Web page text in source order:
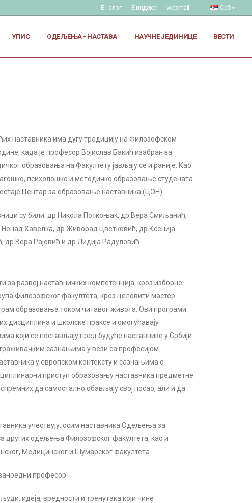
Е-налог Е-индекс webmail Срб
УПИС ОДЕЉЕЊА - НАСТАВА НАУЧНЕ ЈЕДИНИЦЕ ВЕСТИ
наставника има дугу традицију на Филозофском
када је професор Војислав Бакић изабран за
образовања на Факултету јављају се и раније. Као
психолошко и методичко образовање студената
Центар за образовање наставника (ЦОН).
су били: др Никола Поткоњак, др Вера Смиљанић,
Хавелка, др Живорад Цветковић, др Ксенија
Вера Рајовић и др Лидија Радуловић.
развој наставничких компетенција: кроз изборне
Филозофског факултета, кроз целовити мастер
образовања током читавог живота. Ови програми
дисциплина и школске праксе и омогућавају
који се постављају пред будуће наставнике у Србији.
сазнањима у вези са професијом
у европском контексту и сазнањима о
приступ образовању наставника предметне
да самостално обављају свој посао, али и да
учествују, осим наставника Одељења за
других одељења Филозофског факултета, као и
Медицинског и Шумарског факултета.
професор.
идеја, вредности и тренутака који чине